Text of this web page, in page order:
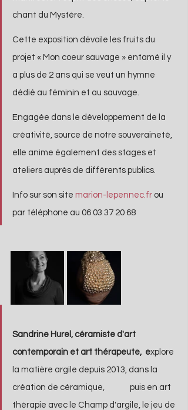
chant du Mystère.
Cette exposition dévoile les fruits du
projet « Mon coeur sauvage » entamé il y
a plus de 2 ans qui se veut un hymne
dédié au féminin et au sauvage.
Engagée dans le développement de la
créativité, source de notre souveraineté,
elle anime également des stages et
ateliers auprès de différents publics.
Info sur son site marion-lepennec.fr ou
par téléphone au 06 03 37 20 68
Sandrine Hurel, céramiste d'art
contemporain et art thérapeute,  explore
la matière argile depuis 2013, dans la
création de céramique, 	puis en art
thérapie avec le Champ d'argile, le jeu de